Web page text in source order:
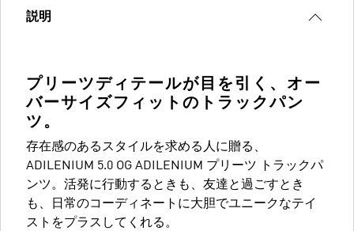
説明
プリーツディテールが目を引く、オー
バーサイズフィットのトラックパン
ツ。
存在感のあるスタイルを求める人に贈る、
ADILENIUM 5.0 OG ADILENIUM プリーツ トラックパ
ンツ。活発に行動するときも、友達と過ごすとき
も、日常のコーディネートに大胆でユニークなテイ
ストをプラスしてくれる。